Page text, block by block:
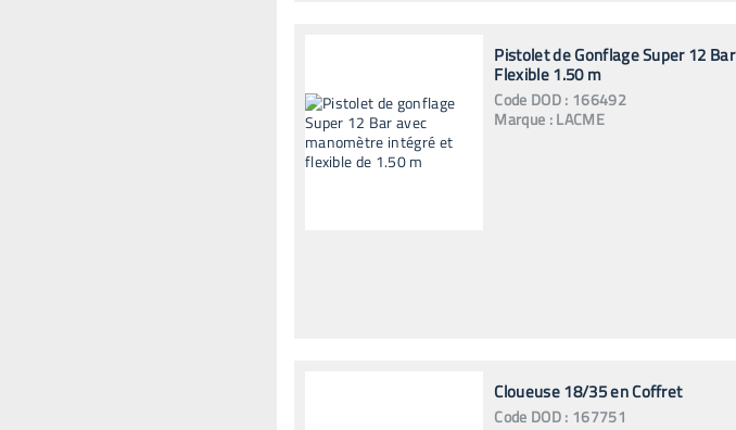
Pistolet de Gonflage Super 12 Bar
Flexible 1.50 m
Code DOD: 166492
Marque :LACME
Cloueuse 18/35 en Coffret
Code DOD: 167751